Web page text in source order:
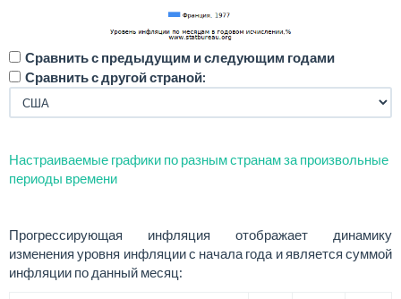
Сравнить с предыдущим и следующим годами
Сравнить с другой страной:
Настраиваемые графики по разным странам за произвольные
периоды времени
Прогрессирующая инфляция отображает динамику
изменения уровня инфляции с начала года и является суммой
инфляции по данный месяц: